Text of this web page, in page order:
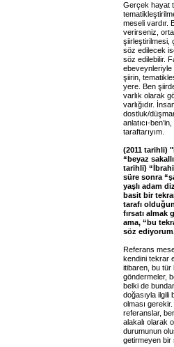
Gerçek hayat
meseli vardır.
verirseniz,
şiirleştirilmesi,
söz edilecek
söz edilebilir.
ebeveynleriyle
şiirin,
yere. Ben
varlık olarak
varlığıdır.
dostluk/
anlatıcı-
taraftarıyım.
(2011 tarihli)
“beyaz
tarihli)
süre sonra
yaşlı adam
basit bir
tarafı
fırsatı
ama, “bu
söz
Referans
kendini tekrar
itibaren, bu tür
göndermeler,
belki de
doğasıyla ilgili
olması
referanslar,
alakalı olarak
durumunun
getirmeyen bir